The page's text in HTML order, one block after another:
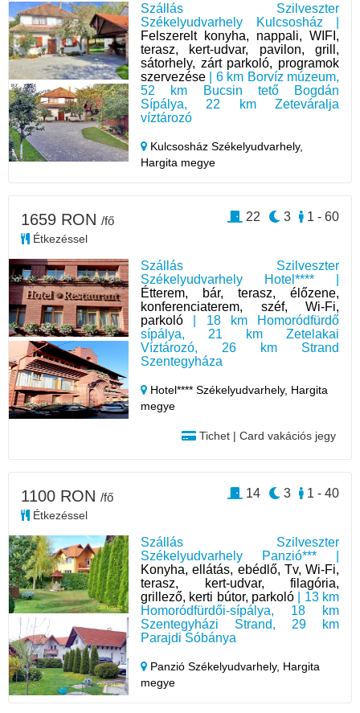
Szállás Szilveszter
Székelyudvarhely Kulcsosház |
Felszerelt konyha, nappali, WIFI,
terasz, kert-udvar, pavilon, grill,
sátorhely, zárt parkoló, programok
szervezése | 6 km Borvíz múzeum,
52 km Bucsin tető Bogdán
Sípálya, 22 km Zeteváralja
víztározó
Kulcsosház Székelyudvarhely,
Hargita megye
Szállás Szilveszter
Székelyudvarhely Hotel**** |
Étterem, bár, terasz, élőzene,
konferenciaterem, széf, Wi-Fi,
parkoló | 18 km Homoródfürdő
sípálya, 21 km Zetelakai
Víztározó, 26 km Strand
Szentegyháza
Hotel**** Székelyudvarhely, Hargita
megye
Tichet | Card vakációs jegy
1659 RON /fő
Étkezéssel
1 - 60
3
22
Szállás Szilveszter
Székelyudvarhely Panzió*** |
Konyha, ellátás, ebédlő, Tv, Wi-Fi,
terasz, kert-udvar, filagória,
grillező, kerti bútor, parkoló | 13 km
Homoródfürdői-sípálya, 18 km
Szentegyházi Strand, 29 km
Parajdi Sóbánya
Panzió Székelyudvarhely, Hargita
megye
1100 RON /fő
Étkezéssel
1 - 40
3
14